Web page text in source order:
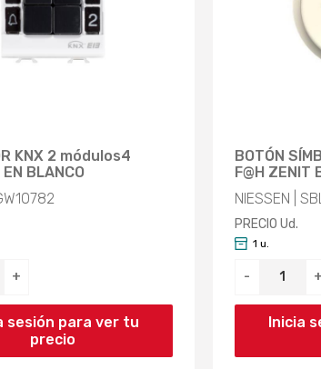
KNX 2 módulos4
BLANCO
+
sesión para ver tu
precio
BOTÓN
F@H ZENIT
NIESSEN |
PRECIO Ud.
- +
1 u.
Inicia